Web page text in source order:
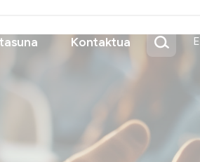
Kontaktua